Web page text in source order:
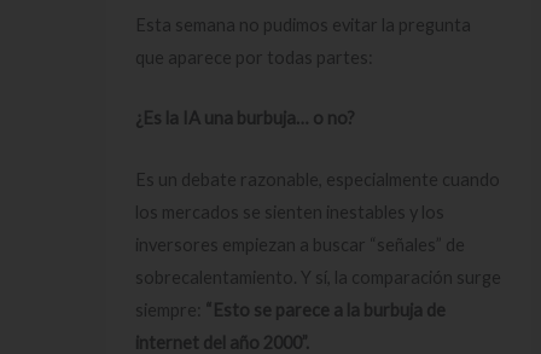
Esta semana no pudimos evitar la pregunta
que aparece por todas partes:
¿Es la IA una burbuja… o no?
Es un debate razonable, especialmente cuando
los mercados se sienten inestables y los
inversores empiezan a buscar “señales” de
sobrecalentamiento. Y sí, la comparación surge
siempre: “Esto se parece a la burbuja de
internet del año 2000”.